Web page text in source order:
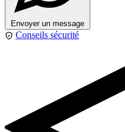
Envoyer un message
Conseils sécurité